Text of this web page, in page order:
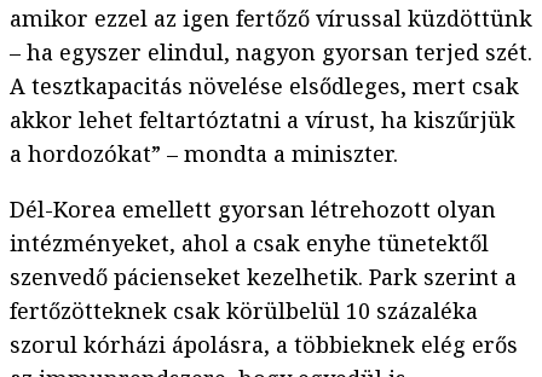
amikor ezzel az igen fertőző vírussal küzdöttünk
– ha egyszer elindul, nagyon gyorsan terjed szét.
A tesztkapacitás növelése elsődleges, mert csak
akkor lehet feltartóztatni a vírust, ha kiszűrjük
a hordozókat” – mondta a miniszter.
Dél-Korea emellett gyorsan létrehozott olyan
intézményeket, ahol a csak enyhe tünetektől
szenvedő pácienseket kezelhetik. Park szerint a
fertőzötteknek csak körülbelül 10 százaléka
szorul kórházi ápolásra, a többieknek elég erős